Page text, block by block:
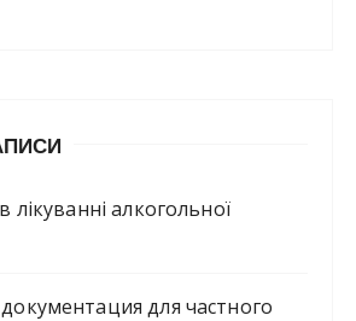
лікуванні алкогольної
для частного